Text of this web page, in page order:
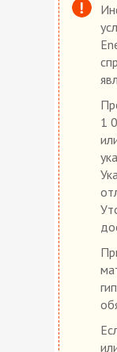
1